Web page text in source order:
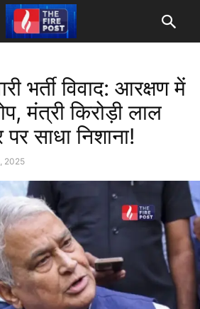
भर्ती विवाद: आरक्षण में
मंत्री किरोड़ी लाल
साधा निशाना!
2025